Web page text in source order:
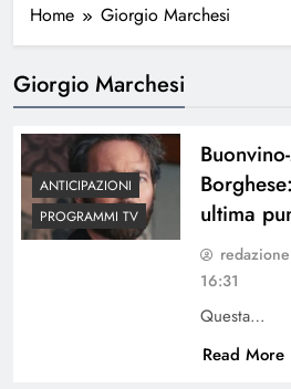
Home Giorgio Marchesi
Giorgio Marchesi
ANTICIPAZIONI
PROGRAMMI TV
ultima
redazione
16:31
Questa…
Read More